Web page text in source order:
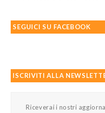
SEGUICI SU FACEBOOK
ISCRIVITI ALLA
Riceverai i nostri